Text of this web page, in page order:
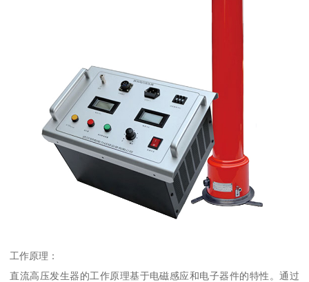
工作原理：
直流高压发生器的工作原理基于电磁感应和电子器件的特性。通过